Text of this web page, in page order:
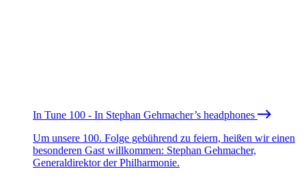
In Tune 100 - In Stephan Gehmacher’s headphones
Um unsere 100. Folge gebührend zu feiern, heißen wir einen
besonderen Gast willkommen: Stephan Gehmacher,
Generaldirektor der Philharmonie.